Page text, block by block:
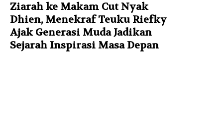
Ziarah ke Makam Cut Nyak
Dhien, Menekraf Teuku Riefky
Ajak Generasi Muda Jadikan
Sejarah Inspirasi Masa Depan